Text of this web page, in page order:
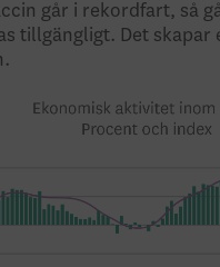
går i rekordfart, så
tillgängligt. Det